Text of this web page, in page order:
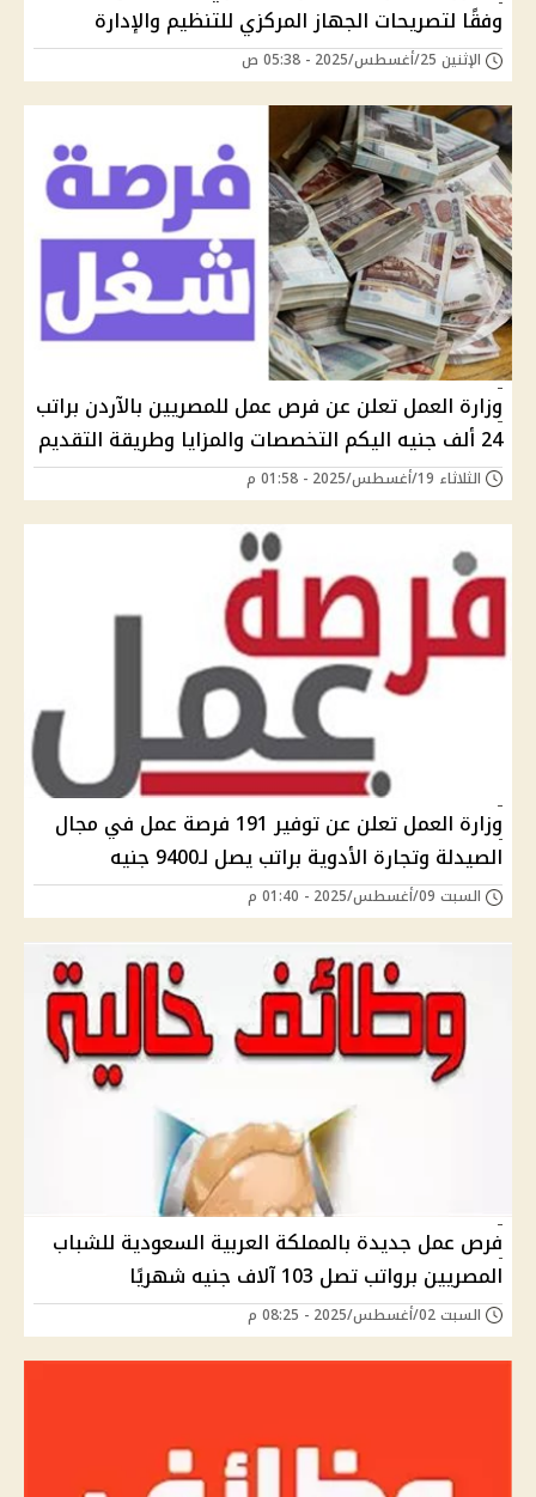
وفقًا لتصريحات الجهاز المركزي للتنظيم والإدارة
الإثنين 25/أغسطس/2025 - 05:38 ص
وزارة العمل تعلن عن فرص عمل للمصريين بالآردن براتب
24 ألف جنيه اليكم التخصصات والمزايا وطريقة التقديم
الثلاثاء 19/أغسطس/2025 - 01:58 م
وزارة العمل تعلن عن توفير 191 فرصة عمل في مجال
الصيدلة وتجارة الأدوية براتب يصل لـ9400 جنيه
السبت 09/أغسطس/2025 - 01:40 م
فرص عمل جديدة بالمملكة العربية السعودية للشباب
المصريين برواتب تصل 103 آلاف جنيه شهريًا
السبت 02/أغسطس/2025 - 08:25 م